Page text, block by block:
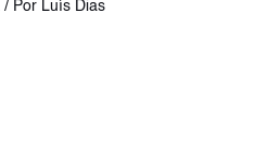
/ Por Luís Dias